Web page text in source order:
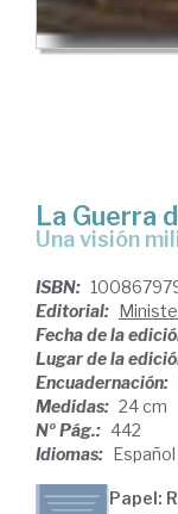
La Guerra
una visión
ISBN:
Editorial:
Fecha de la
Lugar de la
Encuadernación:
Medidas: 24 cm
Nº Pág.: 442
Idiomas: Español
Papel: